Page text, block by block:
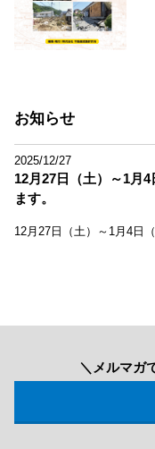
お知らせ
2025/12/27
12月27日（土）～1月
ます。
12月27日（土）～1月4日
＼メルマガ